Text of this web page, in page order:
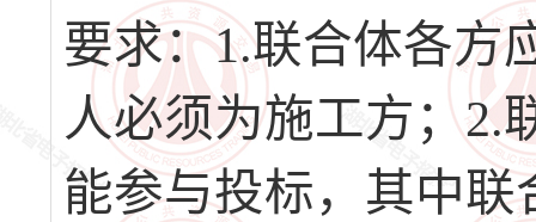
要求：1.联合体各方
人必须为施工方；2.
能参与投标，其中